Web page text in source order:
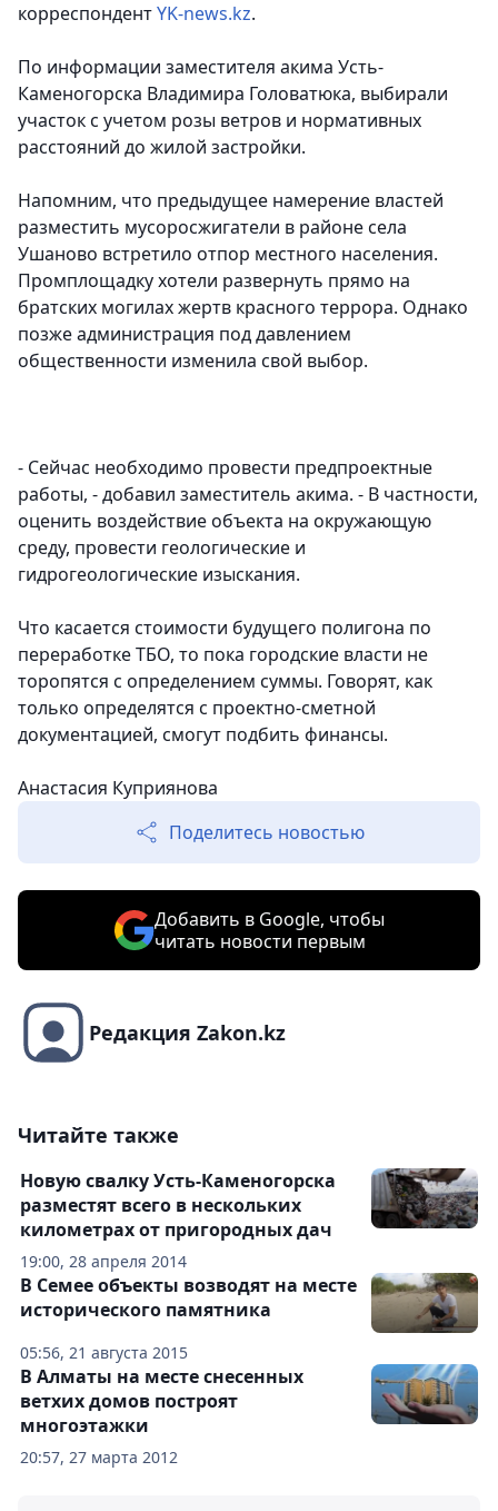
корреспондентYK-news.kz.
По информации заместителя акима Усть-
Каменогорска Владимира Головатюка, выбирали
участок с учетом розы ветров и нормативных
расстояний до жилой застройки.
Напомним, что предыдущее намерение властей
разместить мусоросжигатели в районе села
Ушаново встретило отпор местного населения.
Промплощадку хотели развернуть прямо на
братских могилах жертв красного террора. Однако
позже администрация под давлением
общественности изменила свой выбор.
- Сейчас необходимо провести предпроектные
работы, - добавил заместитель акима. - В частности,
оценить воздействие объекта на окружающую
среду, провести геологические и
гидрогеологические изыскания.
Что касается стоимости будущего полигона по
переработке ТБО, то пока городские власти не
торопятся с определением суммы. Говорят, как
только определятся с проектно-сметной
документацией, смогут подбить финансы.
Анастасия Куприянова
Поделитесь новостью
Добавить в Google, чтобы
читать новости первым
Редакция Zakon.kz
Читайте также
19:00, 28 апреля 2014
Новую свалку Усть-Каменогорска
разместят всего в нескольких
километрах от пригородных дач
05:56, 21 августа 2015
В Семее объекты возводят на месте
исторического памятника
20:57, 27 марта 2012
В Алматы на месте снесенных
ветхих домов построят
многоэтажки